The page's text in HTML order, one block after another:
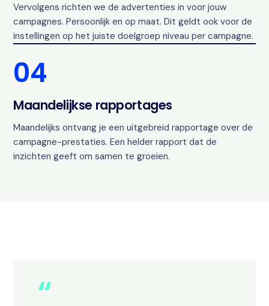
Vervolgens richten we de advertenties in voor jouw
campagnes. Persoonlijk en op maat. Dit geldt ook voor de
instellingen op het juiste doelgroep niveau per campagne.
04
Maandelijkse rapportages
Maandelijks ontvang je een uitgebreid rapportage over de
campagne-prestaties. Een helder rapport dat de
inzichten geeft om samen te groeien.
“